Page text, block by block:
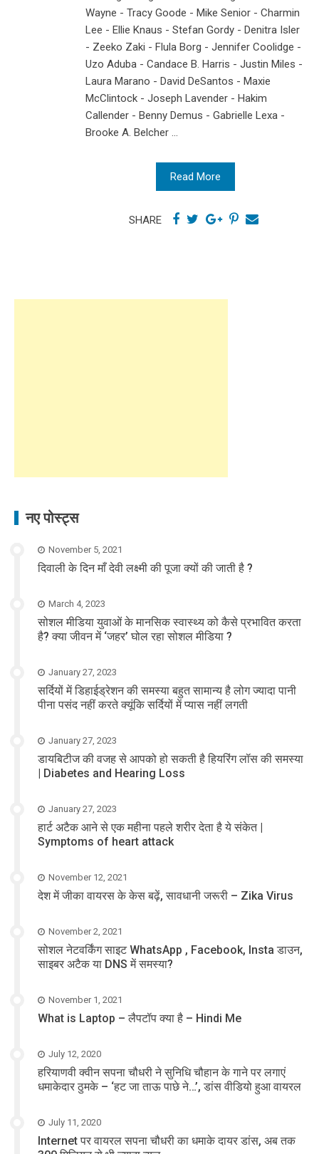
Wayne - Tracy Goode - Mike Senior - Charmin
Lee - Ellie Knaus - Stefan Gordy - Denitra Isler
- Zeeko Zaki - Flula Borg - Jennifer Coolidge -
Uzo Aduba - Candace B. Harris - Justin Miles -
Laura Marano - David DeSantos - Maxie
McClintock - Joseph Lavender - Hakim
Callender - Benny Demus - Gabrielle Lexa -
Brooke A. Belcher ...
Read More
SHARE
नए पोस्ट्स
November 5, 2021
दिवाली के दिन माँ देवी लक्ष्मी की पूजा क्यों की जाती है ?
March 4, 2023
सोशल मीडिया युवाओं के मानसिक स्वास्थ्य को कैसे प्रभावित करता
है? क्या जीवन में ‘जहर’ घोल रहा सोशल मीडिया ?
January 27, 2023
सर्दियों में डिहाईड्रेशन की समस्या बहुत सामान्य है लोग ज्यादा पानी
पीना पसंद नहीं करते क्यूंकि सर्दियों में प्यास नहीं लगती
January 27, 2023
डायबिटीज की वजह से आपको हो सकती है हियरिंग लॉस की समस्या
| Diabetes and Hearing Loss
January 27, 2023
हार्ट अटैक आने से एक महीना पहले शरीर देता है ये संकेत |
Symptoms of heart attack
November 12, 2021
देश में जीका वायरस के केस बढ़ें, सावधानी जरूरी – Zika Virus
November 2, 2021
सोशल नेटवर्किंग साइट WhatsApp , Facebook, Insta डाउन,
साइबर अटैक या DNS में समस्या?
November 1, 2021
What is Laptop – लैपटॉप क्या है – Hindi Me
July 12, 2020
हरियाणवी क्वीन सपना चौधरी ने सुनिधि चौहान के गाने पर लगाएं
धमाकेदार ठुमके – ‘हट जा ताऊ पाछे ने…’, डांस वीडियो हुआ वायरल
July 11, 2020
Internet पर वायरल सपना चौधरी का धमाके दायर डांस, अब तक